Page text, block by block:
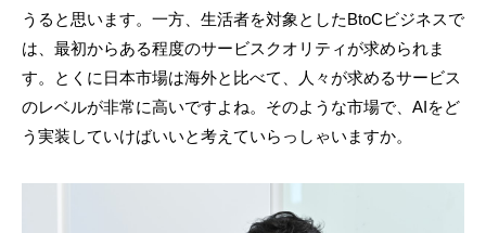
うると思います。一方、生活者を対象としたBtoCビジネスで
は、最初からある程度のサービスクオリティが求められま
す。とくに日本市場は海外と比べて、人々が求めるサービス
のレベルが非常に高いですよね。そのような市場で、AIをど
う実装していけばいいと考えていらっしゃいますか。